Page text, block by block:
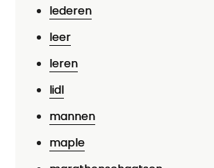
lederen
leer
leren
lidl
mannen
maple